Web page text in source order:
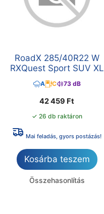
RoadX 285/40R22 W
RXQuest Sport SUV XL
A C 73 dB
42 459 Ft
✓ 26 db raktáron
Mai feladás, gyors postázás!
Kosárba teszem
Összehasonlítás